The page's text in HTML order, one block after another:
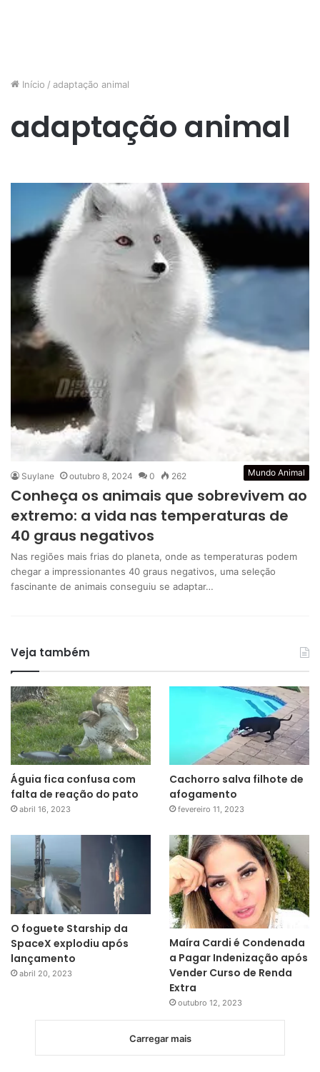
Início / adaptação animal
adaptação animal
Mundo Animal
Suylane outubro 8, 2024 0 262
Conheça os animais que sobrevivem ao
extremo: a vida nas temperaturas de
40 graus negativos
Nas regiões mais frias do planeta, onde as temperaturas podem
chegar a impressionantes 40 graus negativos, uma seleção
fascinante de animais conseguiu se adaptar…
Veja também
Águia fica confusa com
falta de reação do pato
abril 16, 2023
Cachorro salva filhote de
afogamento
fevereiro 11, 2023
O foguete Starship da
SpaceX explodiu após
lançamento
abril 20, 2023
Maíra Cardi é Condenada
a Pagar Indenização após
Vender Curso de Renda
Extra
outubro 12, 2023
Carregar mais